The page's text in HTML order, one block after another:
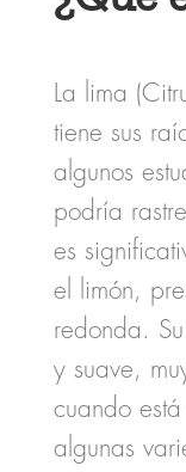
La lima
tiene sus
algunos
podría
es
el limón,
redonda.
y suave,
cuando
algunas